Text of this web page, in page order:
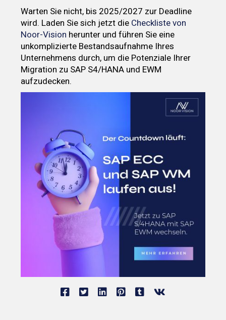
Warten Sie nicht, bis 2025/2027 zur Deadline
wird. Laden Sie sich jetzt die Checkliste von
Noor-Vision herunter und führen Sie eine
unkomplizierte Bestandsaufnahme Ihres
Unternehmens durch, um die Potenziale Ihrer
Migration zu SAP S4/HANA und EWM
aufzudecken.